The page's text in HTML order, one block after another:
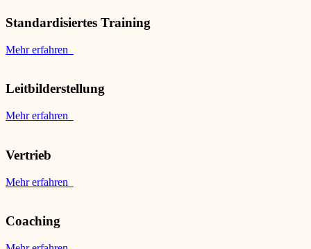
Standardisiertes Training
Mehr erfahren
Leitbilderstellung
Mehr erfahren
Vertrieb
Mehr erfahren
Coaching